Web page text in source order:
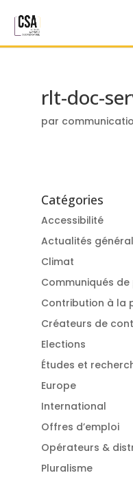
rlt-doc-
par
Catégories
Accessibilité
Actualités
Climat
Communiqués de
Contribution à la
Créateurs de
Elections
Études et
Europe
International
Offres d’emploi
Opérateurs &
Pluralisme